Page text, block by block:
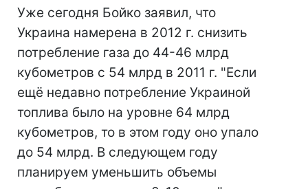
Уже сегодня Бойко заявил, что
Украина намерена в 2012 г. снизить
потребление газа до 44-46 млрд
кубометров с 54 млрд в 2011 г. "Если
ещё недавно потребление Украиной
топлива было на уровне 64 млрд
кубометров, то в этом году оно упало
до 54 млрд. В следующем году
планируем уменьшить объемы